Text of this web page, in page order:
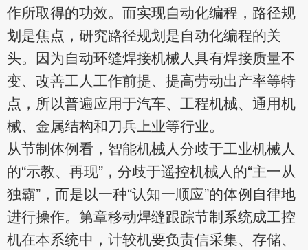
作所取得的功效。而实现自动化编程，路径规
划是焦点，研究路径规划是自动化编程的关
头。因为自动环缝焊接机械人具有焊接质量不
变、改善工人工作前提、提高劳动出产率等特
点，所以普遍应用于汽车、工程机械、通用机
械、金属结构和刀兵上业等行业。
从节制体例看，智能机械人分歧于工业机械人
的“示教、再现”，分歧于遥控机械人的“主一从
独霸”，而是以一种“认知一顺应”的体例自律地
进行操作。第章移动焊缝跟踪节制系统成工控
机在本系统中，计较机要负责信采集、存储、